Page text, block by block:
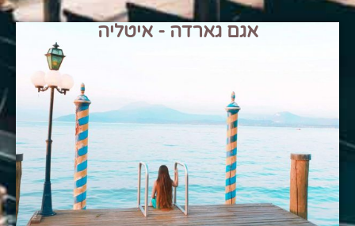
אגם גארדה - איטליה